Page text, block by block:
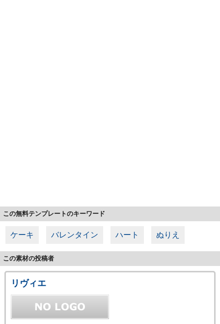
この無料テンプレートのキーワード
ケーキ バレンタイン ハート ぬりえ
この素材の投稿者
リヴィエ